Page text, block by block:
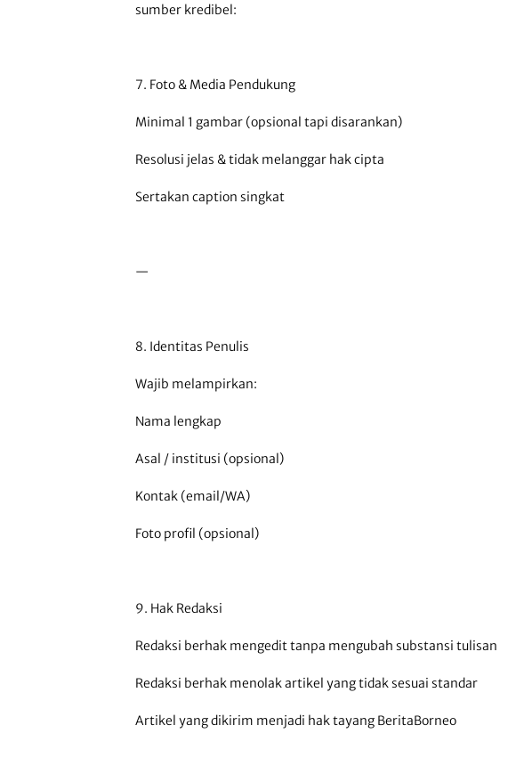
sumber kredibel:
7. Foto & Media Pendukung
Minimal 1 gambar (opsional tapi disarankan)
Resolusi jelas & tidak melanggar hak cipta
Sertakan caption singkat
—
8. Identitas Penulis
Wajib melampirkan:
Nama lengkap
Asal / institusi (opsional)
Kontak (email/WA)
Foto profil (opsional)
9. Hak Redaksi
Redaksi berhak mengedit tanpa mengubah substansi tulisan
Redaksi berhak menolak artikel yang tidak sesuai standar
Artikel yang dikirim menjadi hak tayang BeritaBorneo